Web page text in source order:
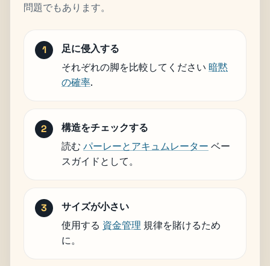
問題でもあります。
足に侵入する
それぞれの脚を比較してください 暗黙
の確率.
構造をチェックする
読む パーレーとアキュムレーター ベー
スガイドとして。
サイズが小さい
使用する 資金管理 規律を賭けるため
に。